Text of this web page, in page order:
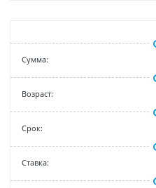
Cумма:
Возраст:
Срок:
Cтавка: